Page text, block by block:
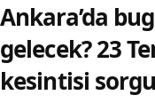
Ankara’da
gelecek? 23
kesintisi